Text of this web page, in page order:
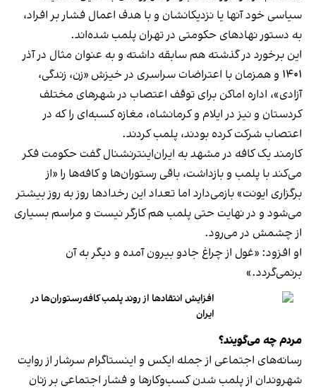
سیاسی خود آنها یا نزدیکانشان و با هدف اعمال فشار بر افراد،
به دستور نهادهای حکومتی در تهران پلمب شده‌اند.
این برخورد در گذشته هم سابقه داشته و به عنوان مثال در آذر
۱۴۰۱ و همزمان با اعتراضات سراسری در خیزش «زن، زندگی،
آزادی»، اداره اماکن برای توقف اعتصاب در شهرهای مختلف
کردستان و نیز در ایلام و کرمانشاه، مغازه کسبه‌ای را که در
اعتصاب شرکت کرده بودند، پلمب کردند.
کارمند یک کافه در مشهد به ایران‌اینترنشنال گفت حکومت فکر
می‌کند با پلمب و بازداشت، باقی رستوران‌ها و کافه‌ها را «از
برگزاری ایونت» بازمی‌دارد اما تعداد این رخدادها روز به روز بیشتر
می‌شود و در نهایت حتی پلمب هم کارگر نیست و مراسم بسیاری
از چشمش در می‌رود.
او افزود: «غول از چراغ جادو بیرون آمده و دیگر به آن
برنمی‎‌گردد.»
افزایش انتقادها از روند پلمب کافه‌رستوران‌ها در
ایران
مردم چه می‌گویند؟
رسانه‎‌های اجتماعی از جمله ایکس و اینستاگرام سرشار از روایت
شهروندان از پلمب شدن کسب‌وکارها و فشار اجتماعی بر زنان